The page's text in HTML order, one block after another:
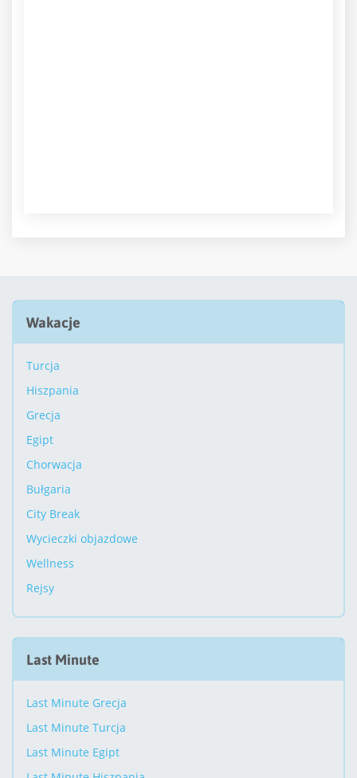
Wakacje
Turcja
Hiszpania
Grecja
Egipt
Chorwacja
Bułgaria
City Break
Wycieczki objazdowe
Wellness
Rejsy
Last Minute
Last Minute Grecja
Last Minute Turcja
Last Minute Egipt